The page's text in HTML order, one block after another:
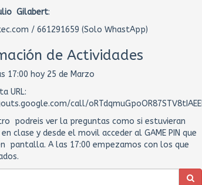
Gilabert:
/ 661291659 (Solo WhastApp)
de Actividades
17:00 hoy 25 de Marzo
URL:
call/
podreis ver la preguntas como si estuvieran
clase y desde el movil acceder al GAME PIN que
pantalla. A las 17:00 empezamos con los que